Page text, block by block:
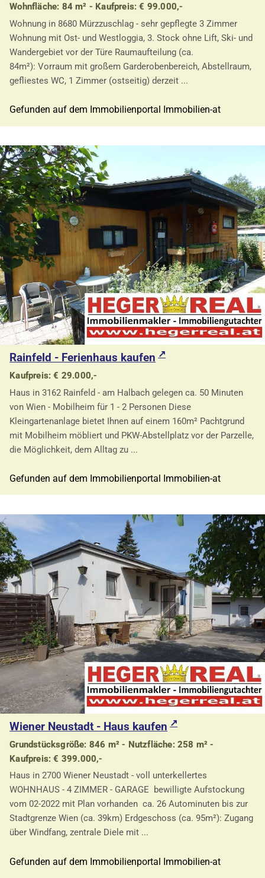
Wohnfläche: 84 m² - Kaufpreis: € 99.000,-
Wohnung in 8680 Mürzzuschlag - sehr gepflegte 3 Zimmer
Wohnung mit Ost- und Westloggia, 3. Stock ohne Lift, Ski- und
Wandergebiet vor der Türe Raumaufteilung (ca.
84m²): Vorraum mit großem Garderobenbereich, Abstellraum,
gefliestes WC, 1 Zimmer (ostseitig) derzeit ...
Gefunden auf dem Immobilienportal Immobilien-at
Rainfeld - Ferienhaus kaufen
Kaufpreis: € 29.000,-
Haus in 3162 Rainfeld - am Halbach gelegen ca. 50 Minuten
von Wien - Mobilheim für 1 - 2 Personen Diese
Kleingartenanlage bietet Ihnen auf einem 160m² Pachtgrund
mit Mobilheim möbliert und PKW-Abstellplatz vor der Parzelle,
die Möglichkeit, dem Alltag zu ...
Gefunden auf dem Immobilienportal Immobilien-at
Wiener Neustadt - Haus kaufen
Grundstücksgröße: 846 m² - Nutzfläche: 258 m² -
Kaufpreis: € 399.000,-
Haus in 2700 Wiener Neustadt - voll unterkellertes
WOHNHAUS - 4 ZIMMER - GARAGE bewilligte Aufstockung
vom 02-2022 mit Plan vorhanden ca. 26 Autominuten bis zur
Stadtgrenze Wien (ca. 39km) Erdgeschoss (ca. 95m²): Zugang
über Windfang, zentrale Diele mit ...
Gefunden auf dem Immobilienportal Immobilien-at